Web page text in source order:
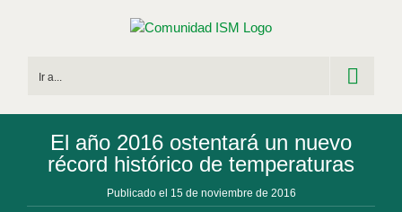
Ir a...
El año 2016 ostentará un nuevo
récord histórico de temperaturas
Publicado el 15 de noviembre de 2016